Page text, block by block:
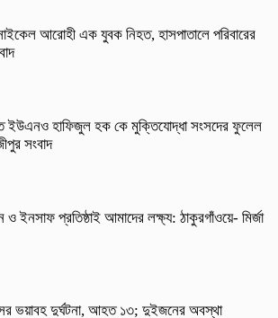
আরোহী এক যুবক নিহত, হাসপাতালে পরিবারের
ইউএনও হাফিজুল হক কে মুক্তিযোদ্ধা সংসদের ফুলেল
সংবাদ
ইনসাফ প্রতিষ্ঠাই আমাদের লক্ষ্য: ঠাকুরগাঁওয়ে- মির্জা
ভয়াবহ দুর্ঘটনা, আহত ১৩; দুইজনের অবস্থা